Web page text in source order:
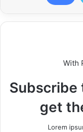
With
Subscribe
get
Lorem